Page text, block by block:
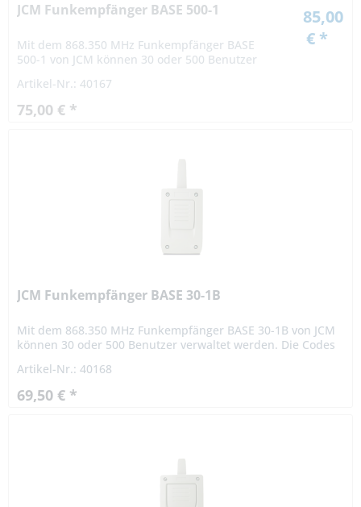
JCM Funkempfänger BASE 500-1
Mit dem 868.350 MHz Funkempfänger BASE
500-1 von JCM können 30 oder 500 Benutzer
oder zu mehreren gleichzeitig eingelernt oder...
Artikel-Nr.: 40167
75,00 € *
85,00
€ *
JCM Funkempfänger BASE 30-1B
Mit dem 868.350 MHz Funkempfänger BASE 30-1B von JCM
können 30 oder 500 Benutzer verwaltet werden. Die Codes
oder...
Artikel-Nr.: 40168
69,50 € *